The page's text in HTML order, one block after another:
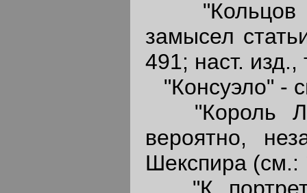
"Кольцов и
замысел
491; наст. изд.,
"Консуэло" -
"Король
вероятно,
Шекспира (см.: